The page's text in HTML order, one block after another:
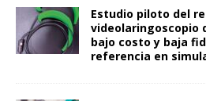
Estudio piloto del
videolaringoscopio
bajo costo y baja
referencia en